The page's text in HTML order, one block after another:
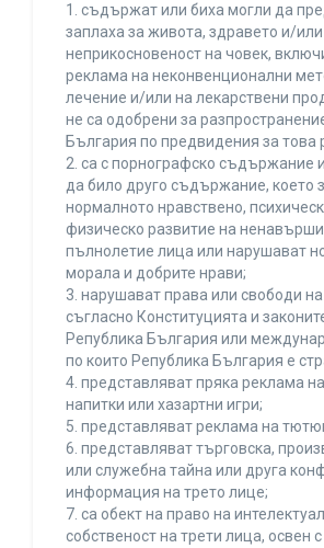
1. съдържат или биха могли да
заплаха за живота, здравето и/или
неприкосновеност на човек,
реклама на неконвенционални
лечение и/или на лекарствени
не са одобрени за
България по предвидения за това
2. са с порнографско съдържание
да било друго съдържание, което
нормалното нравствено,
физическо развитие на
пълнолетие лица или нарушават
морала и добрите нрави;
3. нарушават права или свободи
съгласно Конституцията и
Република България или
по които Република България е
4. представляват пряка реклама
напитки или хазартни игри;
5. представляват реклама на
6. представляват търговска,
или служебна тайна или друга
информация на трето лице;
7. са обект на право на
собственост на трети лица, освен